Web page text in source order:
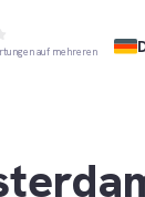
auf mehreren